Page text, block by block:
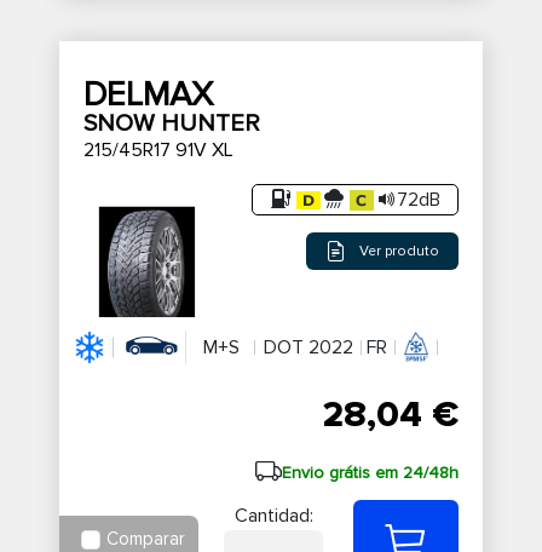
DELMAX
SNOW HUNTER
215/45R17 91V XL
72dB
Ver produto
M+S DOT 2022 FR
28,04 €
Envio grátis em 24/48h
Comparar
Cantidad: